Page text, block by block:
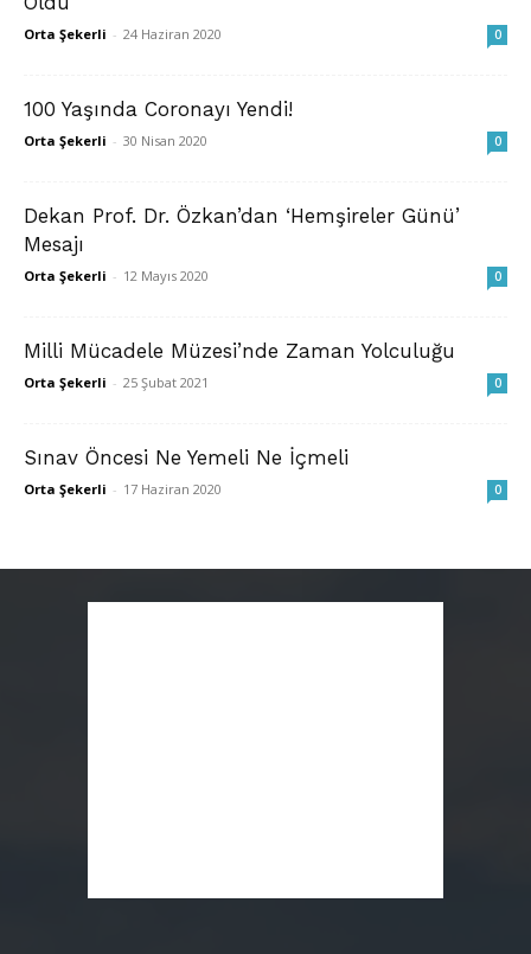
Orta Şekerli - 24 Haziran 2020 0
100 Yaşında Coronayı Yendi!
Orta Şekerli - 30 Nisan 2020 0
Dekan Prof. Dr. Özkan’dan ‘Hemşireler Günü’
Mesajı
Orta Şekerli - 12 Mayıs 2020 0
Milli Mücadele Müzesi’nde Zaman Yolculuğu
Orta Şekerli - 25 Şubat 2021 0
Sınav Öncesi Ne Yemeli Ne İçmeli
Orta Şekerli - 17 Haziran 2020 0